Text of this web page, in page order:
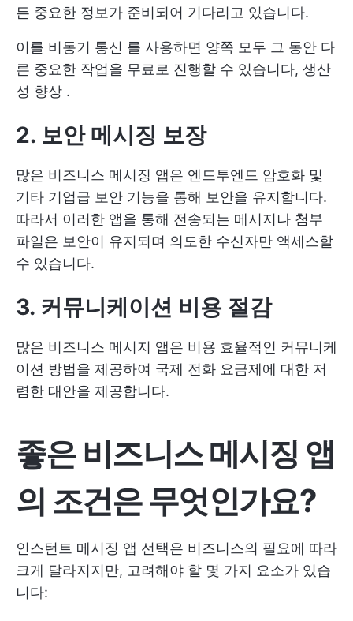
든 중요한 정보가 준비되어 기다리고 있습니다.
이를 비동기 통신 를 사용하면 양쪽 모두 그 동안 다
른 중요한 작업을 무료로 진행할 수 있습니다, 생산
성 향상 .
2. 보안 메시징 보장
많은 비즈니스 메시징 앱은 엔드투엔드 암호화 및
기타 기업급 보안 기능을 통해 보안을 유지합니다.
따라서 이러한 앱을 통해 전송되는 메시지나 첨부
파일은 보안이 유지되며 의도한 수신자만 액세스할
수 있습니다.
3. 커뮤니케이션 비용 절감
많은 비즈니스 메시지 앱은 비용 효율적인 커뮤니케
이션 방법을 제공하여 국제 전화 요금제에 대한 저
렴한 대안을 제공합니다.
좋은 비즈니스 메시징 앱
의 조건은 무엇인가요?
인스턴트 메시징 앱 선택은 비즈니스의 필요에 따라
크게 달라지지만, 고려해야 할 몇 가지 요소가 있습
니다: